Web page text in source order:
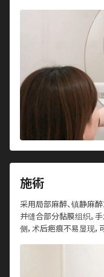
施術
采用局部麻醉、镇静麻
并缝合部分黏膜组织。
侧，术后疤痕不易显现，